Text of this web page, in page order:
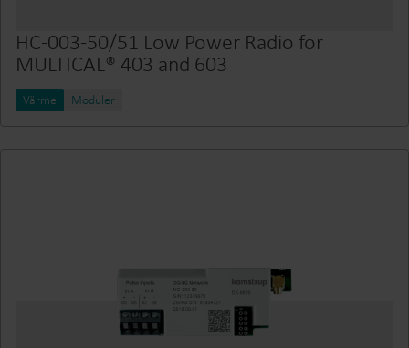
HC-003-50/51 Low Power Radio for
MULTICAL® 403 and 603
Värme Moduler